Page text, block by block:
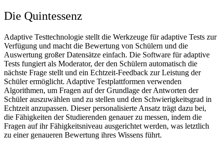
Die Quintessenz
Adaptive Testtechnologie stellt die Werkzeuge für adaptive Tests zur
Verfügung und macht die Bewertung von Schülern und die
Auswertung großer Datensätze einfach. Die Software für adaptive
Tests fungiert als Moderator, der den Schülern automatisch die
nächste Frage stellt und ein Echtzeit-Feedback zur Leistung der
Schüler ermöglicht. Adaptive Testplattformen verwenden
Algorithmen, um Fragen auf der Grundlage der Antworten der
Schüler auszuwählen und zu stellen und den Schwierigkeitsgrad in
Echtzeit anzupassen. Dieser personalisierte Ansatz trägt dazu bei,
die Fähigkeiten der Studierenden genauer zu messen, indem die
Fragen auf ihr Fähigkeitsniveau ausgerichtet werden, was letztlich
zu einer genaueren Bewertung ihres Wissens führt.